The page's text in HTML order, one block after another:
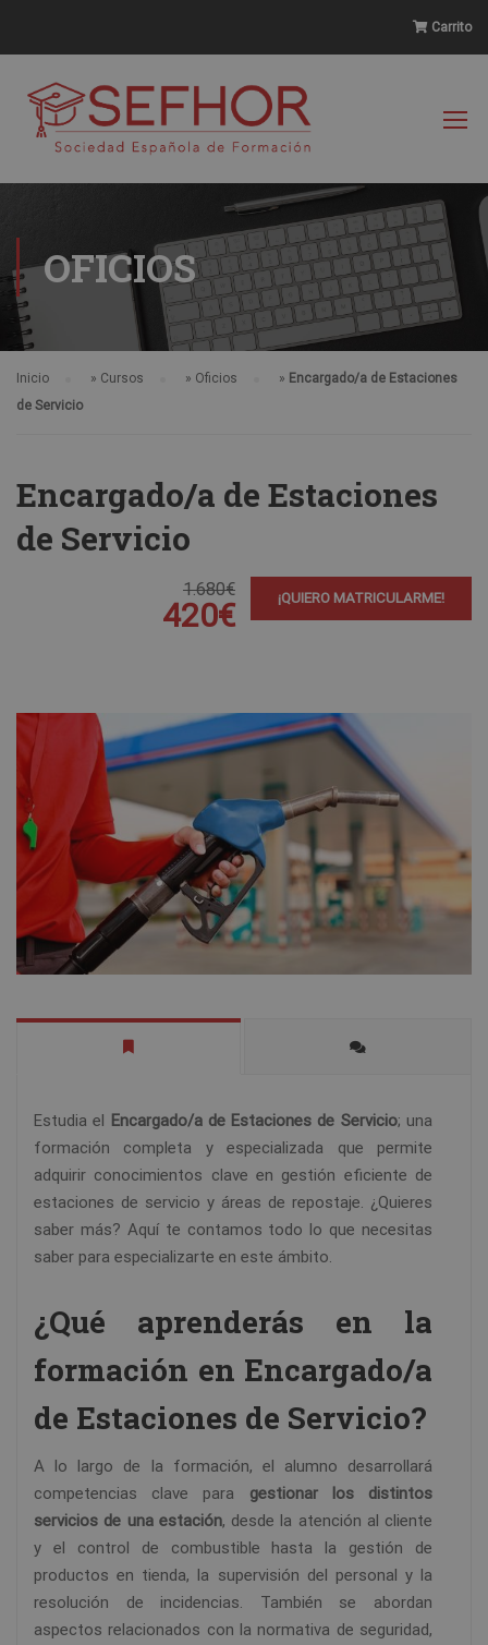
Carrito
OFICIOS
Inicio » Cursos » Oficios » Encargado/a de Estaciones
de Servicio
Encargado/a de Estaciones
de Servicio
1.680€
420€ ¡QUIERO MATRICULARME!
Estudia el Encargado/a de Estaciones de Servicio; una
formación completa y especializada que permite
adquirir conocimientos clave en gestión eficiente de
estaciones de servicio y áreas de repostaje. ¿Quieres
saber más? Aquí te contamos todo lo que necesitas
saber para especializarte en este ámbito.
¿Qué aprenderás en la
formación en Encargado/a
de Estaciones de Servicio?
A lo largo de la formación, el alumno desarrollará
competencias clave para gestionar los distintos
servicios de una estación, desde la atención al cliente
y el control de combustible hasta la gestión de
productos en tienda, la supervisión del personal y la
resolución de incidencias. También se abordan
aspectos relacionados con la normativa de seguridad,